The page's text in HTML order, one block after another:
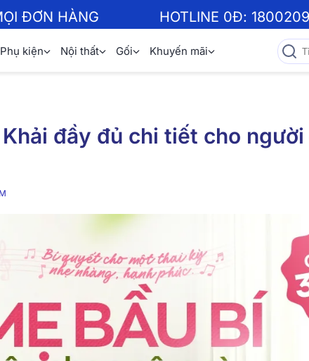
ĐƠN HÀNG HOTLINE 0Đ:
Phụ kiện Nội thất Gối Khuyến mãi
đầy đủ chi tiết cho người